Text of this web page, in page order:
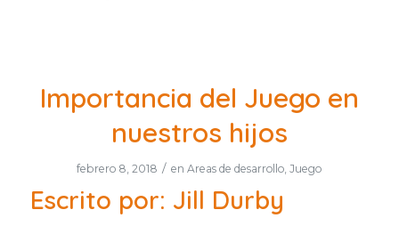
Importancia del Juego en
nuestros hijos
febrero 8, 2018 / enAreas de desarrollo,Juego
Escrito por: Jill Durby